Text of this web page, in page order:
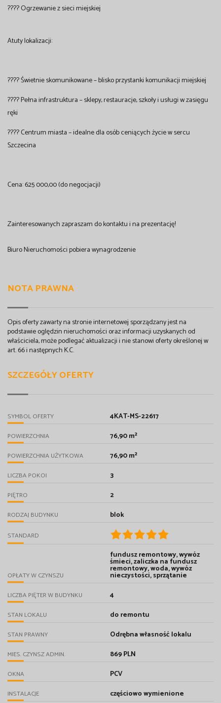
???? Ogrzewanie z sieci miejskiej
Atuty lokalizacji:
???? Świetnie skomunikowane – blisko przystanki komunikacji miejskiej
???? Pełna infrastruktura – sklepy, restauracje, szkoły i usługi w zasięgu
ręki
???? Centrum miasta – idealne dla osób ceniących życie w sercu
Szczecina
Cena: 625 000,00 (do negocjacji)
Zainteresowanych zapraszam do kontaktu i na prezentację!
Biuro Nieruchomości pobiera wynagrodzenie
NOTA PRAWNA
Opis oferty zawarty na stronie internetowej sporządzany jest na
podstawie oględzin nieruchomości oraz informacji uzyskanych od
właściciela, może podlegać aktualizacji i nie stanowi oferty określonej w
art. 66 i następnych K.C.
SZCZEGÓŁY OFERTY
SYMBOL OFERTY 4KAT-MS-22617
POWIERZCHNIA 76,90 m²
POWIERZCHNIA UŻYTKOWA 76,90 m²
LICZBA POKOI 3
PIĘTRO 2
RODZAJ BUDYNKU blok
STANDARD
OPŁATY W CZYNSZU
fundusz remontowy, wywóz
śmieci, zaliczka na fundusz
remontowy, woda, wywóz
nieczystości, sprzątanie
LICZBA PIĘTER W BUDYNKU 4
STAN LOKALU do remontu
STAN PRAWNY Odrębna własność lokalu
MIES. CZYNSZ ADMIN. 869 PLN
OKNA PCV
INSTALACJE częściowo wymienione